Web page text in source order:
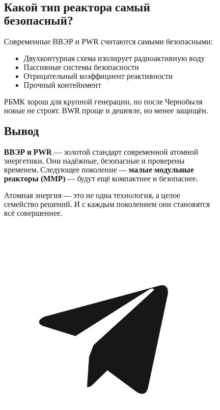
Какой тип реактора самый
безопасный?
Современные ВВЭР и PWR считаются самыми безопасными:
Двухконтурная схема изолирует радиоактивную воду
Пассивные системы безопасности
Отрицательный коэффициент реактивности
Прочный контейнмент
РБМК хорош для крупной генерации, но после Чернобыля
новые не строят. BWR проще и дешевле, но менее защищён.
Вывод
ВВЭР и PWR — золотой стандарт современной атомной
энергетики. Они надёжные, безопасные и проверены
временем. Следующее поколение — малые модульные
реакторы (ММР) — будут ещё компактнее и безопаснее.
Атомная энергия — это не одна технология, а целое
семейство решений. И с каждым поколением они становятся
всё совершеннее.